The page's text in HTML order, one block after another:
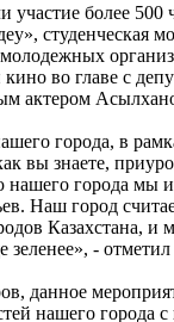
более 500
студенческая
во главе с
актером
города, в
вы знаете,
нашего города мы
Наш город
Казахстана, и
зеленее», -
данное
нашего города